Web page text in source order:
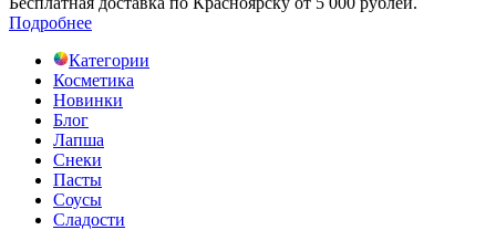
Подробнее
Категории
Косметика
Новинки
Блог
Лапша
Снеки
Пасты
Соусы
Сладости